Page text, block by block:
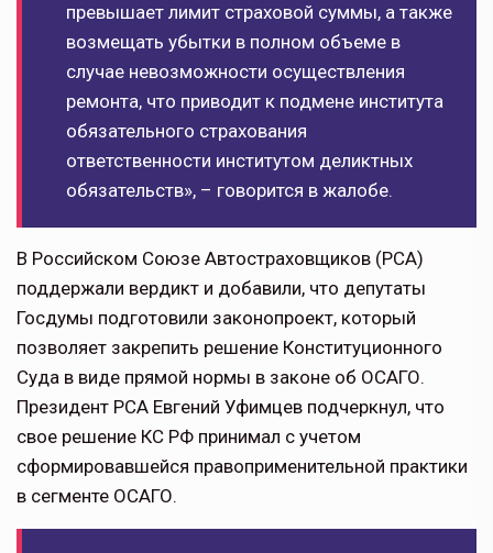
превышает лимит страховой суммы, а также
возмещать убытки в полном объеме в
случае невозможности осуществления
ремонта, что приводит к подмене института
обязательного страхования
ответственности институтом деликтных
обязательств», – говорится в жалобе.
В Российском Союзе Автостраховщиков (РСА)
поддержали вердикт и добавили, что депутаты
Госдумы подготовили законопроект, который
позволяет закрепить решение Конституционного
Суда в виде прямой нормы в законе об ОСАГО.
Президент РСА Евгений Уфимцев подчеркнул, что
свое решение КС РФ принимал с учетом
сформировавшейся правоприменительной практики
в сегменте ОСАГО.